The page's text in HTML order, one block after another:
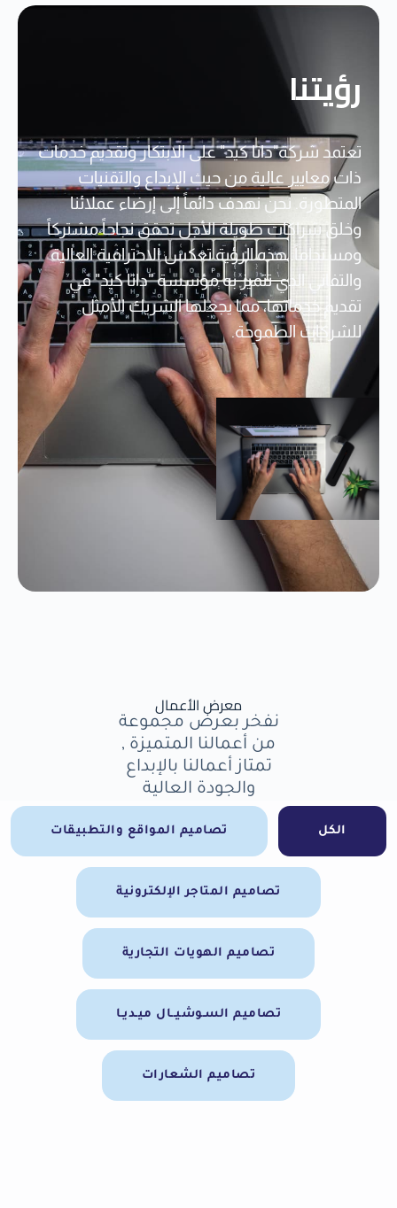
رؤيتنا
تعتمد شركة"داتا كيد" على الابتكار وتقديم خدمات
ذات معايير عالية من حيث الإبداع والتقنيات
المتطورة. نحن نهدف دائماً إلى إرضاء عملائنا
وخلق شراكات طويلة الأجل تحقق نجاحاً مشتركاً
ومستداماً. هذه الرؤية تعكس الاحترافية العالية
والتفاني الذي تتميز به مؤسسة "داتا كيد" في
تقديم خدماتها، مما يجعلها الشريك الأمثل
للشركات الطموحة.
معرض الأعمال
نفخر بعرض مجموعة
من أعمالنا المتميزة ,
تمتاز أعمالنا بالإبداع
والجودة العالية
الكل تصاميم المواقع والتطبيقات
تصاميم المتاجر الإلكترونية
تصاميم الهويات التجارية
تصاميم السـوشيــال ميـديـا
تصاميم الشعارات